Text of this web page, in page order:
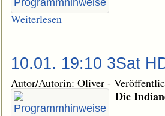
Weiterlesen
10.01. 19:10 3Sat
Autor/Autorin: Oliver -
Die